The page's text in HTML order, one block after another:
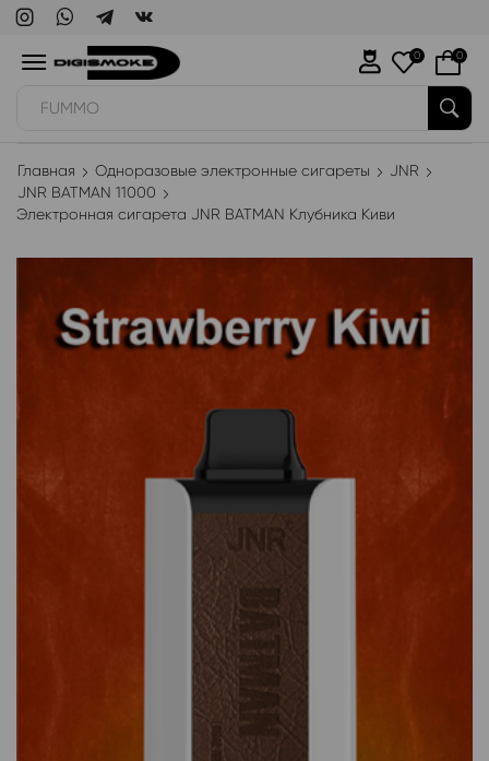
FUMMO
0 0
Главная Одноразовые электронные сигареты
JNR
JNR BATMAN 11000
Электронная сигарета JNR BATMAN Клубника Киви